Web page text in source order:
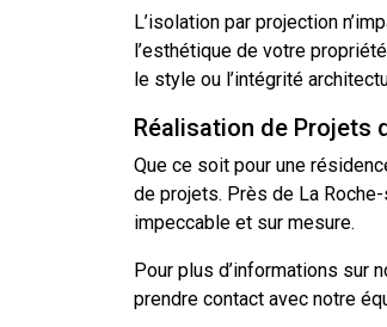
L’isolation par projection
l’esthétique de votre
le style ou l’intégrité
Réalisation de Projets
Que ce soit pour une
de projets. Près de La
impeccable et sur mesure.
Pour plus d’informations sur
prendre contact avec notre